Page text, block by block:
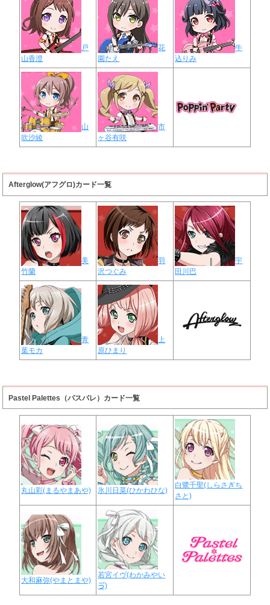
戸
山香澄
花
園たえ
牛
込りみ
山
吹沙綾
市
ヶ谷有咲
Afterglow(アフグロ)カード一覧
美
竹蘭
羽
沢つぐみ
宇
田川巴
青
葉モカ
上
原ひまり
Pastel Palettes（パスパレ）カード一覧
丸山彩(まるやまあや) 氷川日菜(ひかわひな)
白鷺千聖(しらさぎち
さと)
大和麻弥(やまとまや)
若宮イヴ(わかみやい
ゔ)